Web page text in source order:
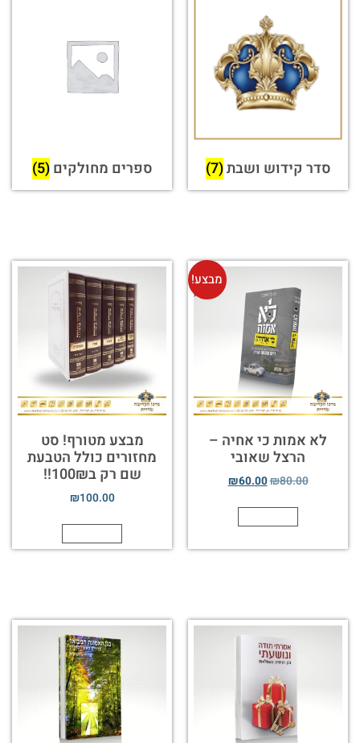
סדר קידוש ושבת(7) ספרים מחולקים(5)
מבצע!
לא אמות כי אחיה –
הרצל שאובי
₪80.00
₪60.00
מבצע מטורף! סט
מחזורים כולל הטבעת
שם רק ב100₪!!
₪100.00